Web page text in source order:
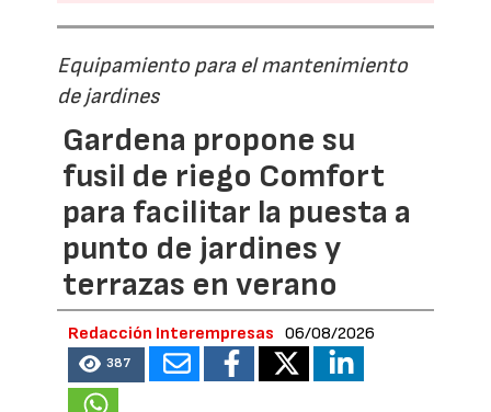
Equipamiento para el mantenimiento
de jardines
Gardena propone su
fusil de riego Comfort
para facilitar la puesta a
punto de jardines y
terrazas en verano
Redacción Interempresas 06/08/2026
387